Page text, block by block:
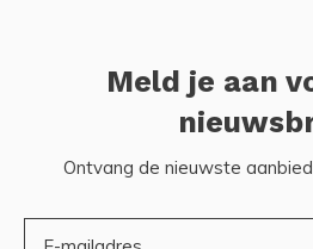
Meld je aan
Ontvang de nieuwste